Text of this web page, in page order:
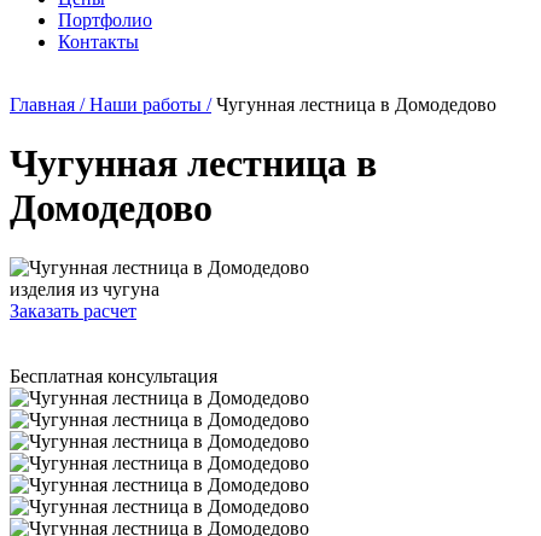
Портфолио
Контакты
Главная / Наши работы / Чугунная лестница в Домодедово
Чугунная лестница в
Домодедово
изделия из чугуна
Заказать расчет
Бесплатная консультация